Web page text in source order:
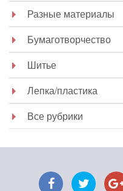
Разные материалы
Бумаготворчество
Шитье
Лепка/пластика
Все рубрики